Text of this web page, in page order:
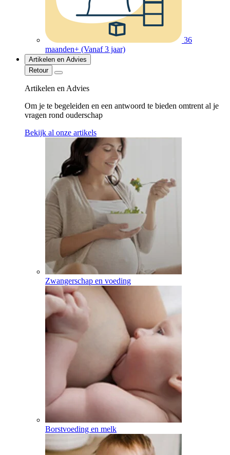
36
maanden+ (Vanaf 3 jaar)
Artikelen en Advies
Retour
Artikelen en Advies
Om je te begeleiden en een antwoord te bieden omtrent al je
vragen rond ouderschap
Bekijk al onze artikels
Zwangerschap en voeding
Borstvoeding en melk